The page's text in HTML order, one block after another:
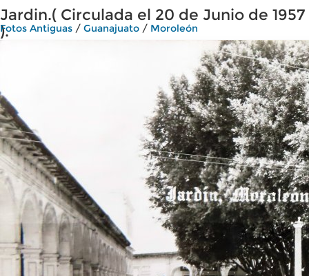
Jardin.( Circulada el 20 de Junio de 1957
).
Fotos Antiguas / Guanajuato / Moroleón